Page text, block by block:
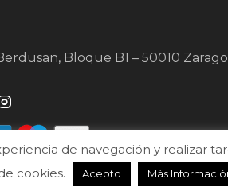
Bloque B1 – 50010
reservados | Diseño y desarrollo web.
de navegación y realizar
cookies.
Acepto Más